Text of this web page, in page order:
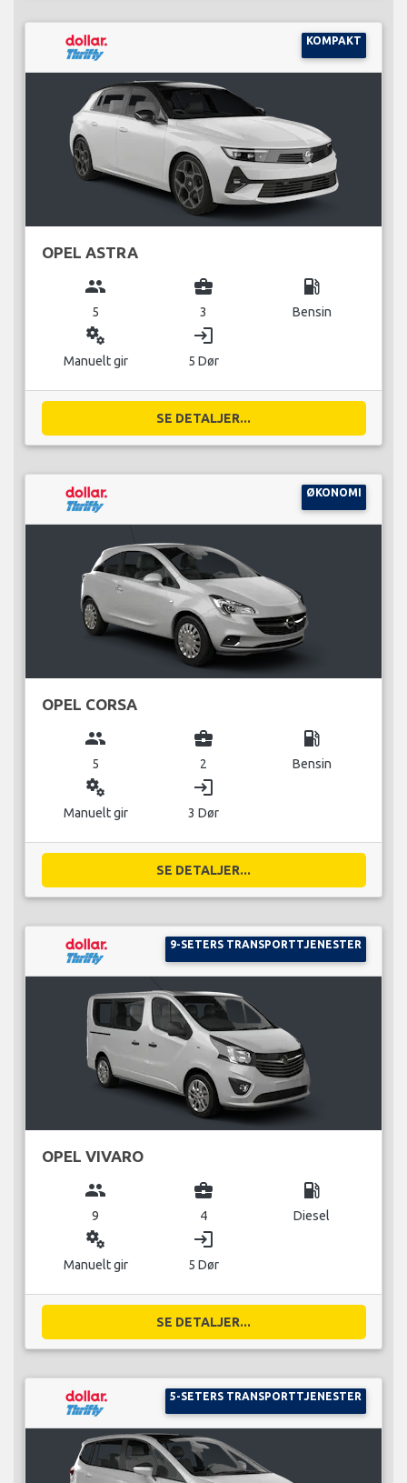
KOMPAKT
OPEL ASTRA
group
5
business_center
3
local_gas_station
Bensin
miscellaneous_services
Manuelt gir
login
5 Dør
SE DETALJER...
ØKONOMI
OPEL CORSA
group
5
business_center
2
local_gas_station
Bensin
miscellaneous_services
Manuelt gir
login
3 Dør
SE DETALJER...
9-SETERS TRANSPORTTJENESTER
OPEL VIVARO
group
9
business_center
4
local_gas_station
Diesel
miscellaneous_services
Manuelt gir
login
5 Dør
SE DETALJER...
5-SETERS TRANSPORTTJENESTER